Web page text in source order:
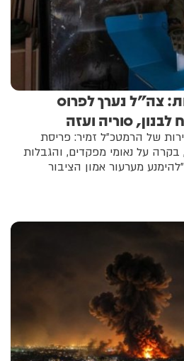
צה״ל נערך לפרוס
סוריה ועזה
של הרמטכ״ל זמיר: פריסת
בקרה על נאומי מפקדים, והגבלות
מערעור אמון הציבור